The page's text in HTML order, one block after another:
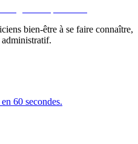
bien-être à se faire connaître,
60 secondes.